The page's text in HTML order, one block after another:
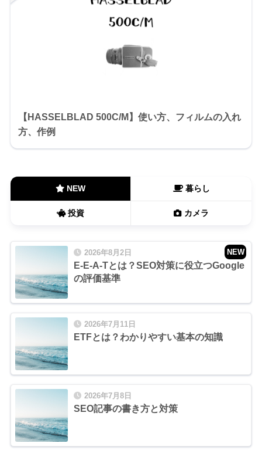
【HASSELBLAD 500C/M】使い方、フィルムの入れ
方、作例
NEW 暮らし
投資 カメラ
2026年8月2日
E-E-A-Tとは？SEO対策に役立つGoogle
の評価基準
NEW
2026年7月11日
ETFとは？わかりやすい基本の知識
2026年7月8日
SEO記事の書き方と対策